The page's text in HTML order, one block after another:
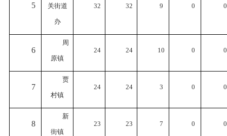
5 关街道
办
32 32 9 0 0
6
周
原镇
24 24 10 0 0
7
贾
村镇
24 24 3 0 0
8
新
街镇
23 23 7 0 0